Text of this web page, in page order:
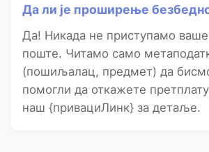
Да ли је проширење
Да! Никада не приступамо
поште. Читамо само
(пошиљалац, предмет) да
помогли да откажете
наш {привациЛинк} за детаље.